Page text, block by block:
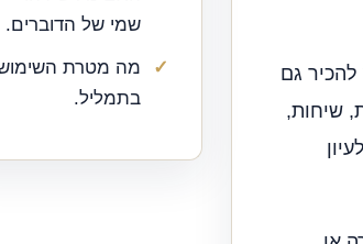
גם
שיחות,
שמי של הדוברים.
מה מטרת
בתמליל.